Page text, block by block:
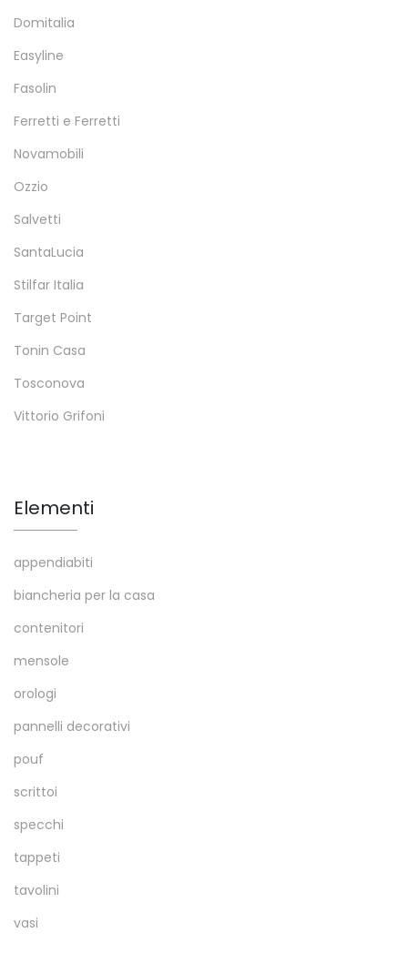
Domitalia
Easyline
Fasolin
Ferretti e Ferretti
Novamobili
Ozzio
Salvetti
SantaLucia
Stilfar Italia
Target Point
Tonin Casa
Tosconova
Vittorio Grifoni
Elementi
appendiabiti
biancheria per la casa
contenitori
mensole
orologi
pannelli decorativi
pouf
scrittoi
specchi
tappeti
tavolini
vasi